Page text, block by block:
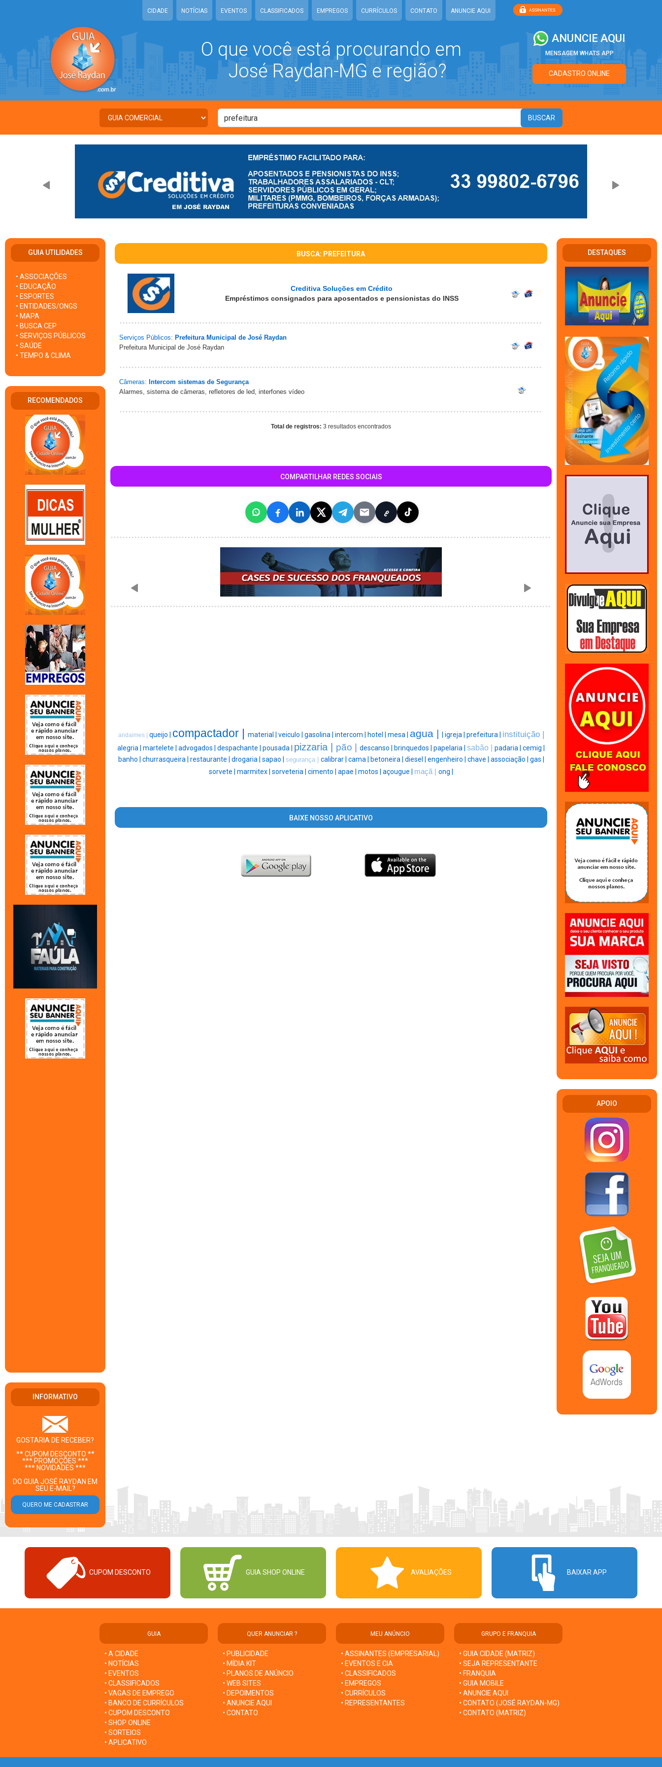
CIDADE NOTÍCIAS EVENTOS CLASSIFICADOS EMPREGOS CURRÍCULOS CONTATO ANUNCIE AQUI
O que você está procurando em
José Raydan-MG e região?
ANUNCIE AQUI
MENSAGEM WHATS APP
CADASTRO ONLINE
GUIA UTILIDADES
• ASSOCIAÇÕES
• EDUCAÇÃO
• ESPORTES
• ENTIDADES/ONGS
• MAPA
• BUSCA CEP
• SERVIÇOS PÚBLICOS
• SAÚDE
• TEMPO & CLIMA
RECOMENDADOS
INFORMATIVO
GOSTARIA DE RECEBER?
** CUPOM DESCONTO **
*** PROMOÇÕES ***
*** NOVIDADES ***
DO GUIA JOSÉ RAYDAN EM
SEU E-MAIL?
BUSCA: PREFEITURA
Creditiva Soluções em Crédito
Empréstimos consignados para aposentados e pensionistas do INSS
Serviços Públicos: Prefeitura Municipal de José Raydan
Prefeitura Municipal de José Raydan
Câmeras: Intercom sistemas de Segurança
Alarmes, sistema de câmeras, refletores de led, interfones vídeo
Total de registros: 3 resultados encontrados
COMPARTILHAR REDES SOCIAIS
andaimes | queijo | compactador | material | veiculo | gasolina | intercom | hotel | mesa | agua | igreja | prefeitura | instituição |
alegria | martelete | advogados | despachante | pousada | pizzaria | pão | descanso | brinquedos | papelaria | sabão | padaria | cemig |
banho | churrasqueira | restaurante | drogaria | sapao | segurança | calibrar | cama | betoneira | diesel | engenheiro | chave | associação | gas |
sorvete | marmitex | sorveteria | cimento | apae | motos | açougue | maçã | ong |
BAIXE NOSSO APLICATIVO
DESTAQUES
APOIO
CUPOM DESCONTO GUIA SHOP ONLINE AVALIAÇÕES BAIXAR APP
GUIA
• A CIDADE
• NOTÍCIAS
• EVENTOS
• CLASSIFICADOS
• VAGAS DE EMPREGO
• BANCO DE CURRÍCULOS
• CUPOM DESCONTO
• SHOP ONLINE
• SORTEIOS
• APLICATIVO
QUER ANUNCIAR ?
• PUBLICIDADE
• MÍDIA KIT
• PLANOS DE ANÚNCIO
• WEB SITES
• DEPOIMENTOS
• ANUNCIE AQUI
• CONTATO
MEU ANÚNCIO
• ASSINANTES (EMPRESARIAL)
• EVENTOS E CIA
• CLASSIFICADOS
• EMPREGOS
• CURRÍCULOS
• REPRESENTANTES
GRUPO E FRANQUIA
• GUIA CIDADE (MATRIZ)
• SEJA REPRESENTANTE
• FRANQUIA
• GUIA MOBILE
• ANUNCIE AQUI
• CONTATO (JOSÉ RAYDAN-MG)
• CONTATO (MATRIZ)